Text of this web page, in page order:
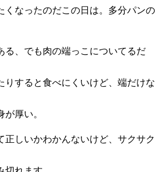
くなったのだこの日は。多分パンの
る、でも肉の端っこについてるだ
りすると食べにくいけど、端だけな
厚い。
正しいかわかんないけど、サクサク